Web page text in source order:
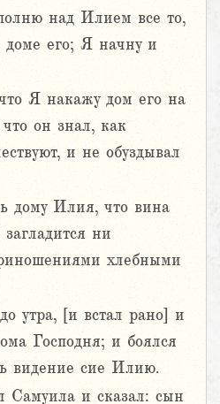
над Илием все то,
доме его; Я начну и
Я накажу дом его на
он знал, как
и не обуздывал
дому Илия, что вина
ни
хлебными
утра, [и встал рано] и
Господня; и боялся
видение сие Илию.
и сказал: сын